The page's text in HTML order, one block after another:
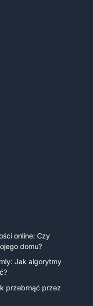
online: Czy
domu?
Jak algorytmy
przebrnąć przez